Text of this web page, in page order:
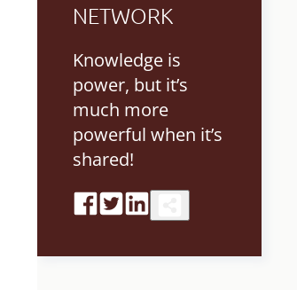
NETWORK
Knowledge is
power, but it’s
much more
powerful when it’s
shared!